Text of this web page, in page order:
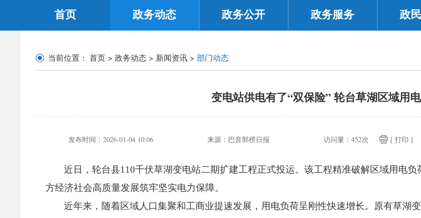
首页 政务动态 政务公开 政务服务 政
当前位置： 首页 > 政务动态 > 新闻资讯 > 部门动态
变电站供电有了“双保险” 轮台草湖区域用
发布时间： 2026-01-04 10:06 来源： 巴音郭楞日报 访问量： 452次 [ 打印 ]
近日，轮台县110千伏草湖变电站二期扩建工程正式投运。该工程精准破解区域用电负
方经济社会高质量发展筑牢坚实电力保障。
近年来， 随着区域人口集聚和工商业提速发展， 用电负荷呈刚性快速增长。 原有草湖